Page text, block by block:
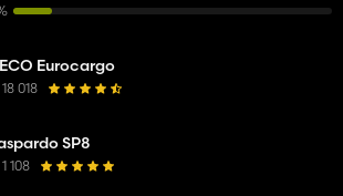
Eurocargo
18 018
SP8
1 108